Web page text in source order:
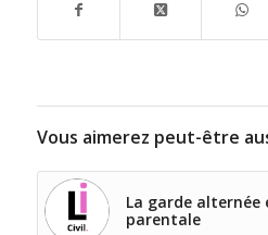
Vous aimerez peut-être
La garde alternée
parentale